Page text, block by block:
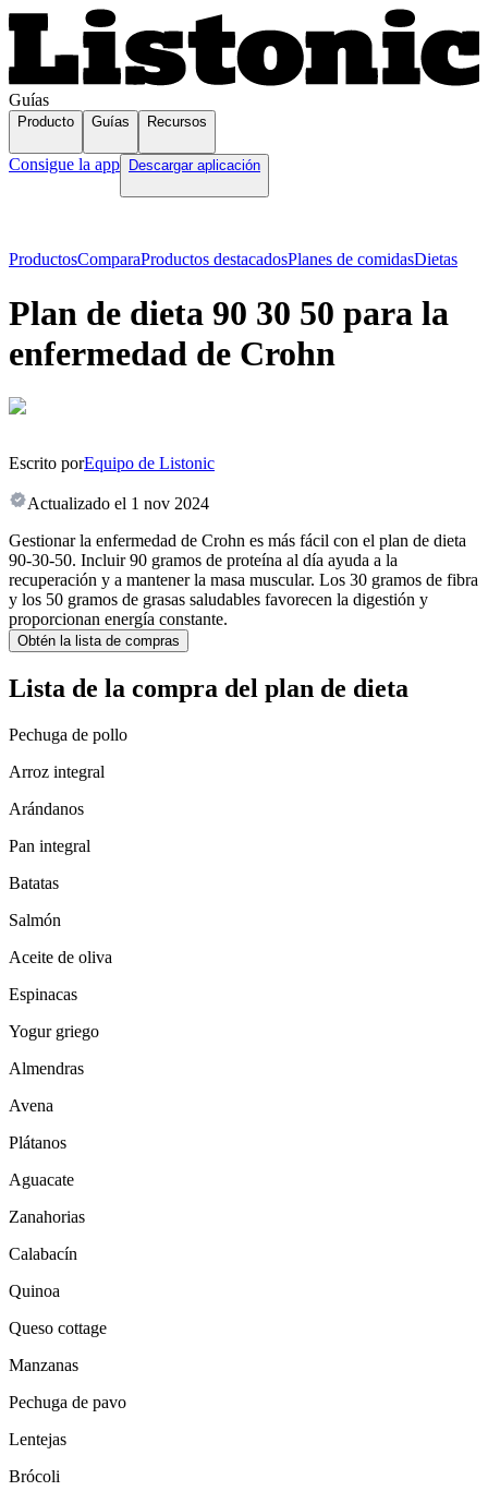
Guías
Producto Guías Recursos
Consigue la app Descargar aplicación
ProductosComparaProductos destacadosPlanes de comidasDietas
Plan de dieta 90 30 50 para la
enfermedad de Crohn
Escrito porEquipo de Listonic
Actualizado el 1 nov 2024
Gestionar la enfermedad de Crohn es más fácil con el plan de dieta
90-30-50. Incluir 90 gramos de proteína al día ayuda a la
recuperación y a mantener la masa muscular. Los 30 gramos de fibra
y los 50 gramos de grasas saludables favorecen la digestión y
proporcionan energía constante.
Obtén la lista de compras
Lista de la compra del plan de dieta
Pechuga de pollo
Arroz integral
Arándanos
Pan integral
Batatas
Salmón
Aceite de oliva
Espinacas
Yogur griego
Almendras
Avena
Plátanos
Aguacate
Zanahorias
Calabacín
Quinoa
Queso cottage
Manzanas
Pechuga de pavo
Lentejas
Brócoli